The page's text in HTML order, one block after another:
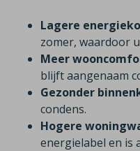
Lagere
zomer, waardoor
Meer
blijft aangenaam
Gezonder
condens.
Hogere
energielabel en is